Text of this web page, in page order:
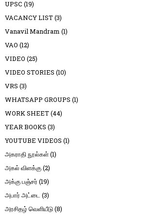
UPSC (19)
VACANCY LIST(3)
Vanavil Mandram (1)
VAO (12)
VIDEO (25)
VIDEO STORIES (10)
VRS (3)
WHATSAPP GROUPS (1)
WORK SHEET(44)
YEAR BOOKS (3)
YOUTUBE VIDEOS (1)
அகராதி நூல்கள்(1)
அகல் விளக்கு(2)
அக்கு பஞ்சர் (19)
அபார் அட்டை (3)
அரசிதழ் வெளியீடு(8)